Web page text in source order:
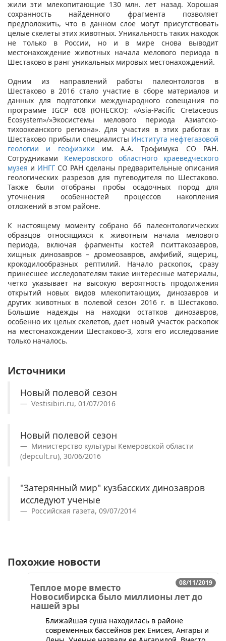
жили эти млекопитающие 130 млн. лет назад. Хорошая
сохранность найденного фрагмента позволяет
предположить, что в данном слое могут присутствовать
целые скелеты этих животных. Уникальность таких находок
не только в России, но и в мире снова выводит
местонахождение животных начала мелового периода в
Шестаково в ранг уникальных мировых местонахождений.
Одним из направлений работы палеонтологов в
Шестаково в 2016 стало участие в сборе материалов и
данных для подготовки международного совещания по
программе IGCP 608 (ЮНЕСКО): «Asia-Pacific Cretaceous
Ecosystem»/»Экосистемы мелового периода Азиатско-
тихоокеанского региона». Для участия в этих работах в
Шестаково прибыли специалисты Института нефтегазовой
геологии и геофизики им. А.А. Трофимука СО РАН.
Сотрудниками Кемеровского областного краеведческого
музея и ИНГГ СО РАН сделаны предварительные описания
геологических разрезов для путеводителя по Шестаково.
Также были отобраны пробы осадочных пород для
уточнения особенностей процессов накопления
отложений в этом районе.
К настоящему моменту собрано 66 палеонтологических
образцов относящихся к животным начала мелового
периода, включая фрагменты костей пситтакозавров,
хищных динозавров – дромеозавров, амфибий, ящериц,
крокодилообразных рептилий. Начало раскопок, сразу
принесшее исследователям такие интересные материалы,
четко указывает на высокую вероятность продолжения
открытий новых видов млекопитающих, динозавров и
других животных в полевой сезон 2016 г. в Шестаково.
Большие надежды на находки остатков динозавров,
особенно их целых скелетов, дает новый участок раскопок
на местонахождении Шестаково-3, хотя его исследование
только началось.
Источники
Новый полевой сезон
Vestisibiri.ru, 01/07/2016
Новый полевой сезон
Министерство культуры Кемеровской области
(depcult.ru), 30/06/2016
"Затерянный мир" кузбасских динозавров
исследуют ученые
Российская газета, 09/07/2014
Похожие новости
08/11/2019
Теплое море вместо
Новосибирска было миллионы лет до
нашей эры
​Ближайшая суша находилась в районе
современных бассейнов рек Енисея, Ангары и